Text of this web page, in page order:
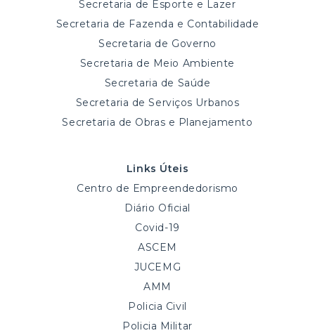
Secretaria de Esporte e Lazer
Secretaria de Fazenda e Contabilidade
Secretaria de Governo
Secretaria de Meio Ambiente
Secretaria de Saúde
Secretaria de Serviços Urbanos
Secretaria de Obras e Planejamento
Links Úteis
Centro de Empreendedorismo
Diário Oficial
Covid-19
ASCEM
JUCEMG
AMM
Policia Civil
Policia Militar